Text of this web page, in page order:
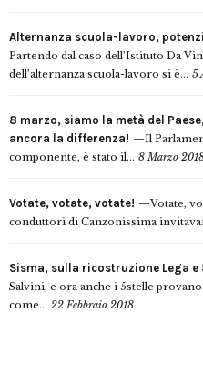
Alternanza scuola-lavoro,
Partendo dal caso dell’Istituto Da
dell’alternanza scuola-lavoro si è... 5
8 marzo, siamo la metà del
ancora la differenza!
Il
componente, è stato il... 8 Marzo
Votate, votate, votate!
Votate,
conduttori di Canzonissima
Sisma, sulla ricostruzione Lega
Salvini, e ora anche i 5stelle
come... 22 Febbraio 2018